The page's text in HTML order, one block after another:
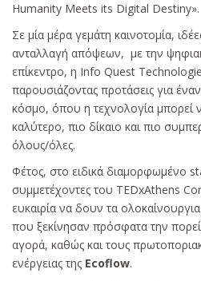
Humanity Meets its Digital Destiny».
Σε μία μέρα γεμάτη καινοτομία,
ανταλλαγή απόψεων, με την
επίκεντρο, η Info Quest
παρουσιάζοντας προτάσεις για
κόσμο, όπου η τεχνολογία μπορεί
καλύτερο, πιο δίκαιο και πιο
όλους/όλες.
Φέτος, στο ειδικά διαμορφωμένο
συμμετέχοντες του TEDxAthens
ευκαιρία να δουν τα ολοκαίνουργια
που ξεκίνησαν πρόσφατα την
αγορά, καθώς και τους
ενέργειας της Εcoflow.